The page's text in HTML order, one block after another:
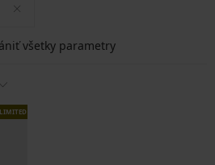
všetky parametry
LIMITED